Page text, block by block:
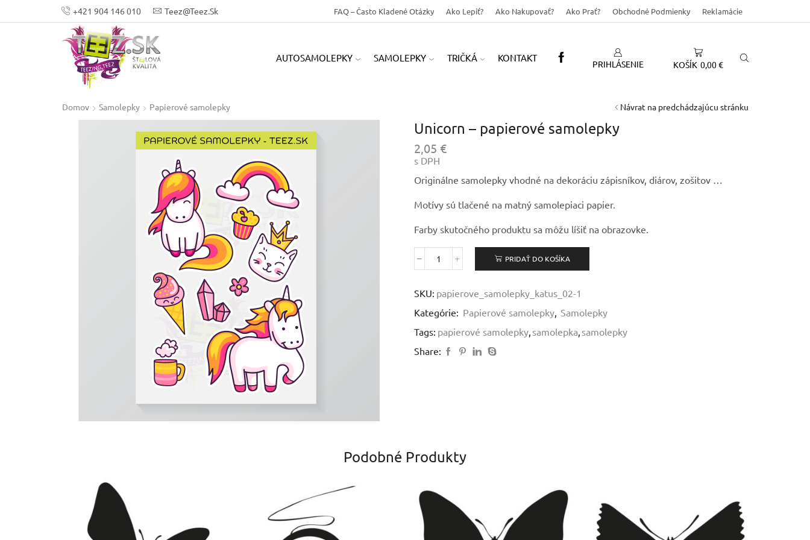
+421 904 146 010 Teez@teez.sk FAQ – Často Kladené Otázky Ako Lepiť? Ako Nakupovať? Ako Prať? Obchodné Podmienky Reklamácie
AUTOSAMOLEPKY SAMOLEPKY TRIČKÁ KONTAKT
PRIHLÁSENIE KOŠÍK 0,00€
Domov Samolepky Papierové samolepky Návrat na predchádzajúcu stránku
Unicorn – papierové samolepky
2,05 €
s DPH
Originálne samolepky vhodné na dekoráciu zápisníkov, diárov, zošitov …
Motívy sú tlačené na matný samolepiaci papier.
Farby skutočného produktu sa môžu líšiť na obrazovke.
množstvo
papierové
samolepky
PRIDAŤ DO KOŠÍKA
SKU: papierove_samolepky_katus_02-1
Kategórie: Papierové samolepky, Samolepky
Tags: papierové samolepky, samolepka, samolepky
Share:
Podobné Produkty